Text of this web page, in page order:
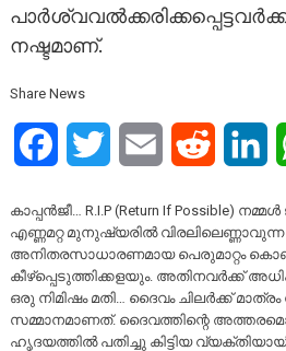
നഷ്ടമാണ്.
Share News
FacebookTwitter Email Reddit
കാപ്പന്‍ജീ… R.I.P (Return If Possible)
എണ്ണമറ്റ മുനുഷ്യരില്‍
അനിതരസാധാരണമായ പെരുമാറ്റം
കീഴ്‌പ്പെടുത്തിക്കളയും. അതിനവര്‍ക്ക്
ഒരു നിമിഷം മതി… ദൈവം ചിലര്‍ക്ക്
സമ്മാനമാണത്. ദൈവത്തിന്റെ
ഹൃദയത്തില്‍ പതിച്ചു കിട്ടിയ